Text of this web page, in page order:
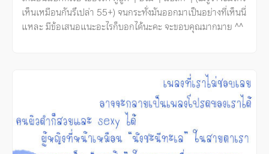
เห็นเหมือนกันรึเปล่า 55+) จนกระทั่งมันออกมาเป็นอย่างที่เห็นนี่
แหละ มีข้อเสนอแนะอะไรก็บอกได้นะคะ จะขอบคุณมากมาย ^^